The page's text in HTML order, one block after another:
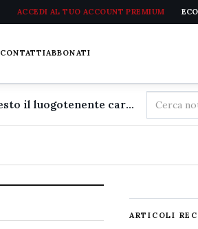
ACCEDI AL TUO ACCOUNT PREMIUM
CONTATTIABBONATI
Arma dei Carabinieri in lutto: se n'è andato troppo presto il luogotenente carica speciale Tommaso Stracqualursi
Cerca
nel
ARTICOLI